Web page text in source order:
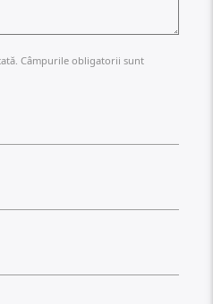
Câmpurile obligatorii sunt